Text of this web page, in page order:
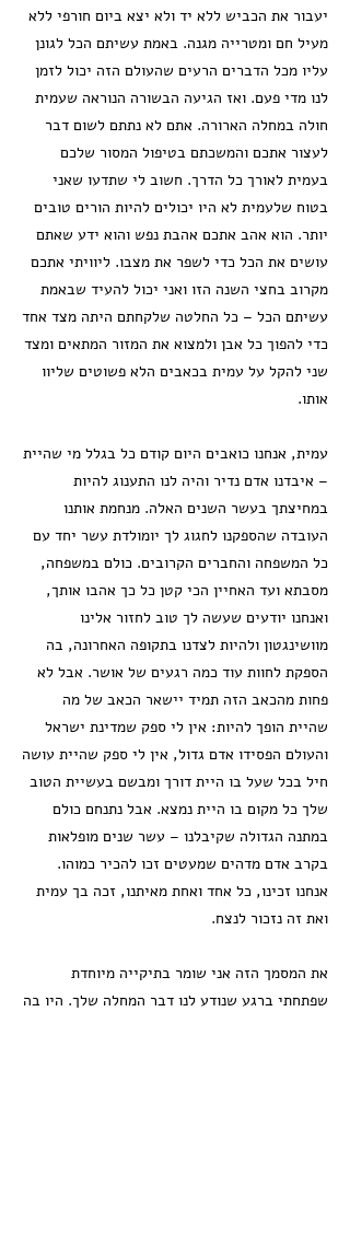
יעבור את הכביש ללא יד ולא יצא ביום חורפי ללא
מעיל חם ומטרייה מגנה. באמת עשיתם הכל לגונן
עליו מכל הדברים הרעים שהעולם הזה יכול לזמן
לנו מדי פעם. ואז הגיעה הבשורה הנוראה שעמית
חולה במחלה הארורה. אתם לא נתתם לשום דבר
לעצור אתכם והמשכתם בטיפול המסור שלכם
בעמית לאורך כל הדרך. חשוב לי שתדעו שאני
בטוח שלעמית לא היו יכולים להיות הורים טובים
יותר. הוא אהב אתכם אהבת נפש והוא ידע שאתם
עושים את הכל כדי לשפר את מצבו. ליוויתי אתכם
מקרוב בחצי השנה הזו ואני יכול להעיד שבאמת
עשיתם הכל – כל החלטה שלקחתם היתה מצד אחד
כדי להפוך כל אבן ולמצוא את המזור המתאים ומצד
שני להקל על עמית בכאבים הלא פשוטים שליוו
אותו.
עמית, אנחנו כואבים היום קודם כל בגלל מי שהיית
– איבדנו אדם נדיר והיה לנו התענוג להיות
במחיצתך בעשר השנים האלה. מנחמת אותנו
העובדה שהספקנו לחגוג לך יומולדת עשר יחד עם
כל המשפחה והחברים הקרובים. כולם במשפחה,
מסבתא ועד האחיין הכי קטן כל כך אהבו אותך,
ואנחנו יודעים שעשה לך טוב לחזור אלינו
מוושינגטון ולהיות לצדנו בתקופה האחרונה, בה
הספקת לחוות עוד כמה רגעים של אושר. אבל לא
פחות מהכאב הזה תמיד יישאר הכאב של מה
שהיית הופך להיות: אין לי ספק שמדינת ישראל
והעולם הפסידו אדם גדול, אין לי ספק שהיית עושה
חיל בכל שעל בו היית דורך ומבשם בעשיית הטוב
שלך כל מקום בו היית נמצא. אבל נתנחם כולם
במתנה הגדולה שקיבלנו – עשר שנים מופלאות
בקרב אדם מדהים שמעטים זכו להכיר כמוהו.
אנחנו זכינו, כל אחד ואחת מאיתנו, זכה בך עמית
ואת זה נזכור לנצח.
את המסמך הזה אני שומר בתיקייה מיוחדת
שפתחתי ברגע שנודע לנו דבר המחלה שלך. היו בה